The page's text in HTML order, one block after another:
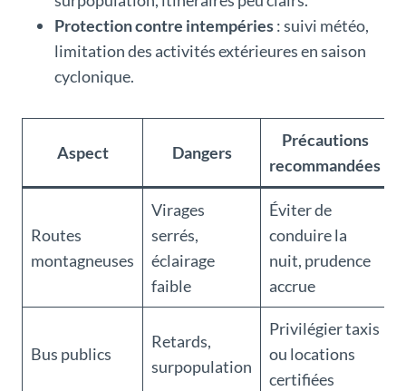
Protection contre intempéries: suivi météo,
limitation des activités extérieures en saison
cyclonique.
Aspect Dangers
Précautions
recommandées
Routes
montagneuses
Virages
serrés,
éclairage
faible
Éviter de
conduire la
nuit, prudence
accrue
Bus publics
Retards,
surpopulation
Privilégier taxis
ou locations
certifiées